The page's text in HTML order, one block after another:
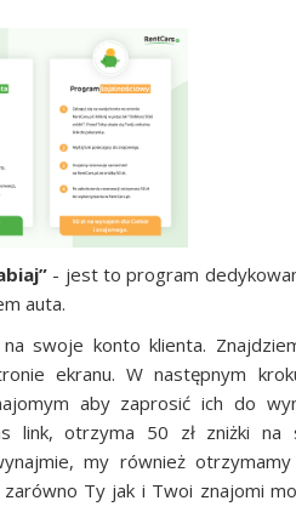
- jest to program
auta.
swoje konto klienta.
ekranu. W następnym
aby zaprosić ich do
link, otrzyma 50 zł zniżki na
my również
Ty jak i Twoi znajomi